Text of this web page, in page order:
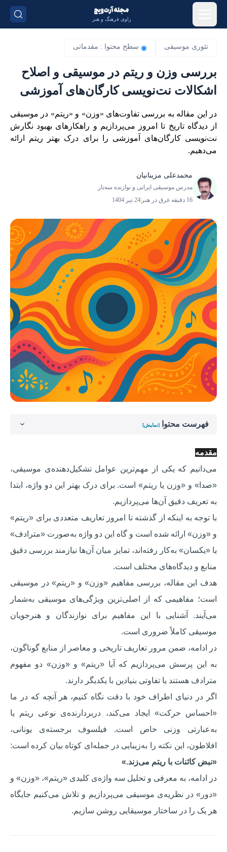
راوی فرهنگ و هنر
تئوری موسیقی سطح محتوا : مقدماتی
بررسی وزن و ریتم در موسیقی و اصلاح
اشکالات نت‌نویسی کارگان‌های آموزشی
در این مقاله به بررسی تفاوت‌های «وزن» و «ریتم» در موسیقی
از دیدگاه تاریخ تا امروز می‌پردازیم و راهکارهای بهبود نگارش
نت‌نویسی کارگان‌های آموزشی را برای درک بهتر ریتم ارائه
می‌دهیم.
محمدعلی مزینانیان
مدرس موسیقی ایرانی و نوازنده سه‌تار
16 دقیقه غرق در هنر
|24 تیر 1404
فهرست محتوا [نمایش]
مقدمه
می‌دانیم که یکی از مهم‌ترین عوامل تشکیل‌دهنده‌ی موسیقی،
«صدا» و «وزن یا ریتم» است. برای درک بهتر این دو واژه، ابتدا
به تعریف دقیق آن‌ها می‌پردازیم.
با توجه به اینکه از گذشته تا امروز تعاریف متعددی برای «ریتم»
و «وزن» ارائه شده است و گاه این دو واژه به‌صورت «مترادف»
یا «یکسان» به‌کار رفته‌اند، تمایز میان آن‌ها نیازمند بررسی دقیق
منابع و دیدگاه‌های مختلف است.
هدف این مقاله، بررسی مفاهیم «وزن» و «ریتم» در موسیقی
است؛ مفاهیمی که از اصلی‌ترین ویژگی‌های موسیقی به‌شمار
می‌آیند. آشنایی با این مفاهیم برای نوازندگان و هنرجویان
موسیقی کاملاً ضروری است.
در ادامه، ضمن مرور تعاریف تاریخی و معاصر از منابع گوناگون،
به این پرسش می‌پردازیم که آیا «ریتم» و «وزن» دو مفهوم
مترادف هستند یا تفاوتی بنیادین با یکدیگر دارند.
اگر در دنیای اطراف خود با دقت نگاه کنیم، هر آنچه که در ما
«احساس حرکت» ایجاد می‌کند، دربردارنده‌ی نوعی ریتم یا
به‌عبارتی وزنی خاص است. فیلسوف برجسته‌ی یونانی،
افلاطون، این نکته را به‌زیبایی در جمله‌ای کوتاه بیان کرده است:
«نبض کائنات با ریتم می‌زند.»
در ادامه، به معرفی و تحلیل سه واژه‌ی کلیدی «ریتم»، «وزن» و
«دور» در نظریه‌ی موسیقی می‌پردازیم و تلاش می‌کنیم جایگاه
هر یک را در ساختار موسیقایی روشن سازیم.